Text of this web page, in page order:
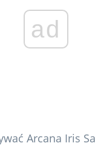
ad
Arcana Iris